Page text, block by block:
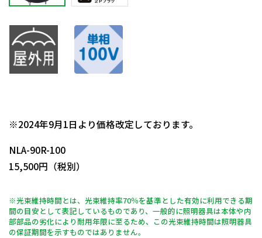
※2024年9月1日より価格改定しております。
NLA-90R-100
15,500円（税別）
※光束維持時間とは、光束維持率70％を基準とした有効に利用できる期
間の目安として表記しているものであり、一般的に照明器具は本体や内
部部品の劣化により耐用年限に至るため、この光束維持時間は照明器具
の保証期間を示すものではありません。